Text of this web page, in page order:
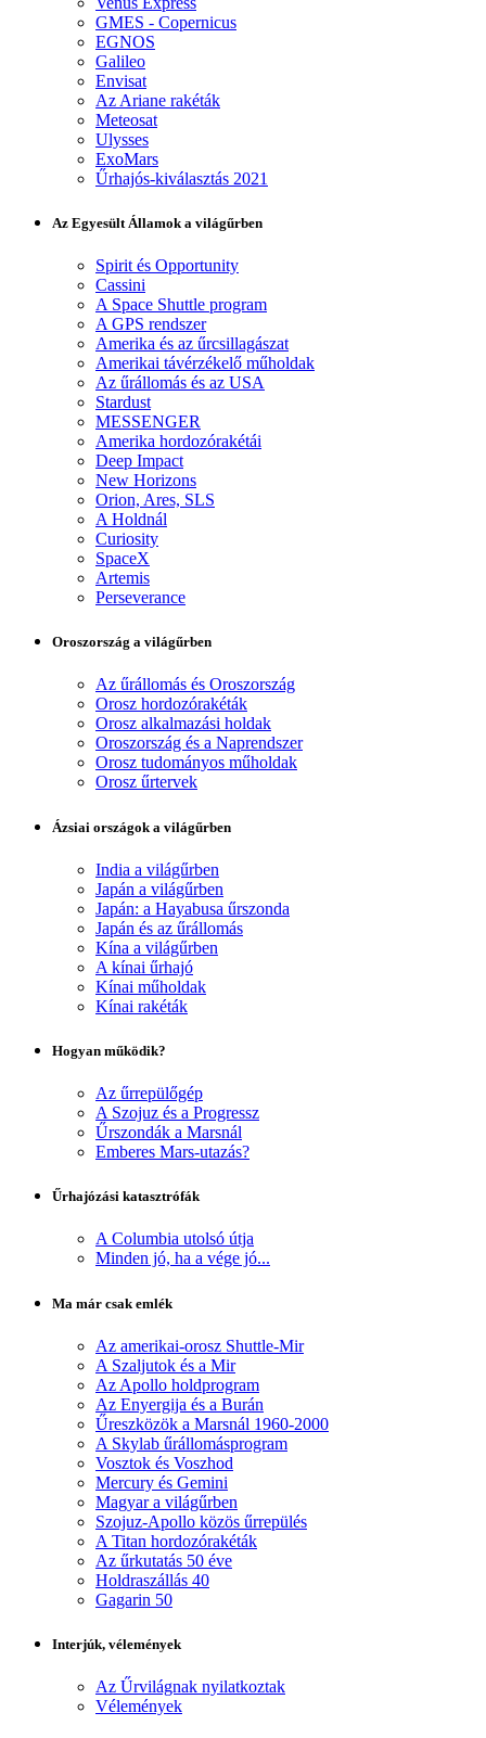
GMES - Copernicus
EGNOS
Galileo
Envisat
Az Ariane rakéták
Meteosat
Ulysses
ExoMars
Űrhajós-kiválasztás 2021
Az Egyesült Államok a világűrben
Spirit és Opportunity
Cassini
A Space Shuttle program
A GPS rendszer
Amerika és az űrcsillagászat
Amerikai távérzékelő műholdak
Az űrállomás és az USA
Stardust
MESSENGER
Amerika hordozórakétái
Deep Impact
New Horizons
Orion, Ares, SLS
A Holdnál
Curiosity
SpaceX
Artemis
Perseverance
Oroszország a világűrben
Az űrállomás és Oroszország
Orosz hordozórakéták
Orosz alkalmazási holdak
Oroszország és a Naprendszer
Orosz tudományos műholdak
Orosz űrtervek
Ázsiai országok a világűrben
India a világűrben
Japán a világűrben
Japán: a Hayabusa űrszonda
Japán és az űrállomás
Kína a világűrben
A kínai űrhajó
Kínai műholdak
Kínai rakéták
Hogyan működik?
Az űrrepülőgép
A Szojuz és a Progressz
Űrszondák a Marsnál
Emberes Mars-utazás?
Űrhajózási katasztrófák
A Columbia utolsó útja
Minden jó, ha a vége jó...
Ma már csak emlék
Az amerikai-orosz Shuttle-Mir
A Szaljutok és a Mir
Az Apollo holdprogram
Az Enyergija és a Burán
Űreszközök a Marsnál 1960-2000
A Skylab űrállomásprogram
Vosztok és Voszhod
Mercury és Gemini
Magyar a világűrben
Szojuz-Apollo közös űrrepülés
A Titan hordozórakéták
Az űrkutatás 50 éve
Holdraszállás 40
Gagarin 50
Interjúk, vélemények
Az Űrvilágnak nyilatkoztak
Vélemények